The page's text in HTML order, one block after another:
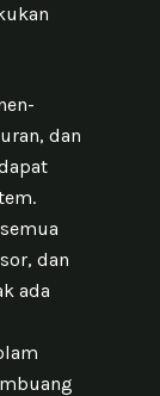
dan
dan
ada